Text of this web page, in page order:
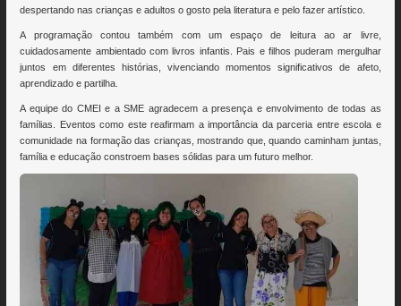
despertando nas crianças e adultos o gosto pela literatura e pelo fazer artístico.
A programação contou também com um espaço de leitura ao ar livre,
cuidadosamente ambientado com livros infantis. Pais e filhos puderam mergulhar
juntos em diferentes histórias, vivenciando momentos significativos de afeto,
aprendizado e partilha.
A equipe do CMEI e a SME agradecem a presença e envolvimento de todas as
famílias. Eventos como este reafirmam a importância da parceria entre escola e
comunidade na formação das crianças, mostrando que, quando caminham juntas,
família e educação constroem bases sólidas para um futuro melhor.